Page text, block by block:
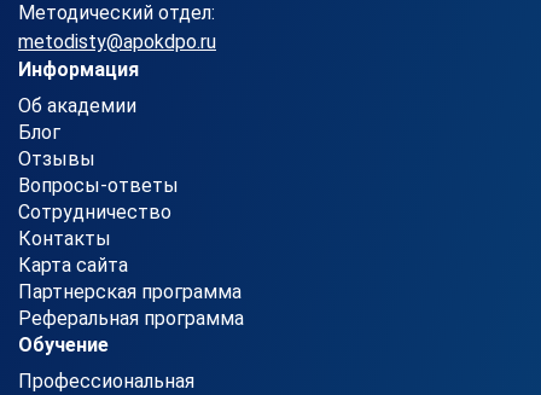
Методический отдел:
metodisty@apokdpo.ru
Информация
Об академии
Блог
Отзывы
Вопросы-ответы
Сотрудничество
Контакты
Карта сайта
Партнерская программа
Реферальная программа
Обучение
Профессиональная